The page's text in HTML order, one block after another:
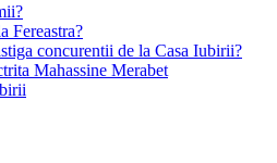
Fereastra?
concurentii de la Casa Iubirii?
Mahassine Merabet